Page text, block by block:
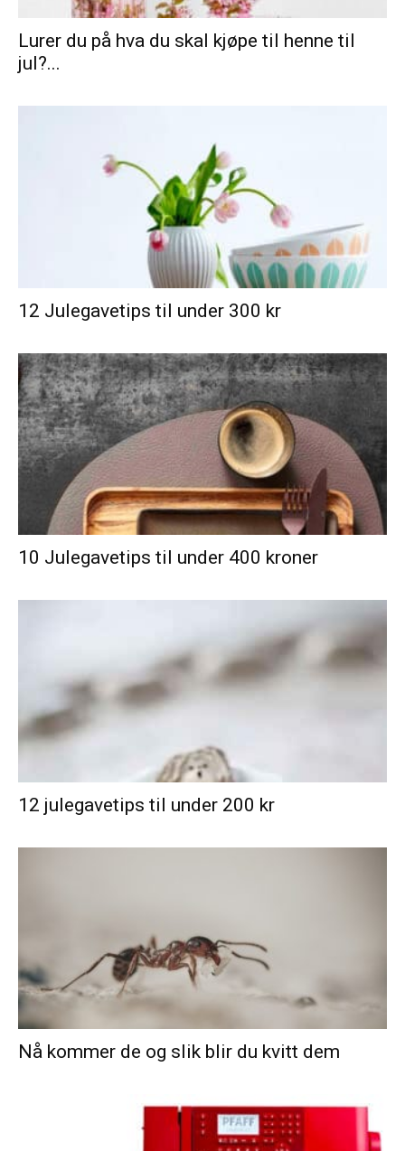
Lurer du på hva du skal kjøpe til henne til
jul?...
12 Julegavetips til under 300 kr
10 Julegavetips til under 400 kroner
12 julegavetips til under 200 kr
Nå kommer de og slik blir du kvitt dem